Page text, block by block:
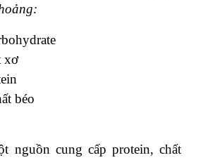
xơ
béo
nguồn cung cấp protein, chất